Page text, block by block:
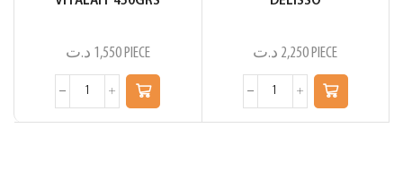
1,550 د.ت PIECE 2,250 د.ت PIECE